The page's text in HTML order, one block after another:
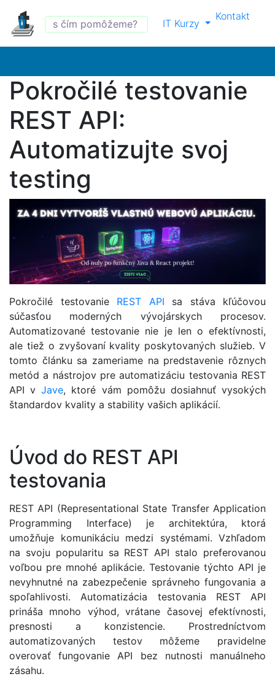
IT Kurzy
Kontakt
Pokročilé testovanie
REST API:
Automatizujte svoj
testing
Pokročilé testovanie REST API sa stáva kľúčovou
súčasťou moderných vývojárskych procesov.
Automatizované testovanie nie je len o efektívnosti,
ale tiež o zvyšovaní kvality poskytovaných služieb. V
tomto článku sa zameriame na predstavenie rôznych
metód a nástrojov pre automatizáciu testovania REST
API vJave, ktoré vám pomôžu dosiahnuť vysokých
štandardov kvality a stability vašich aplikácií.
Úvod do REST API
testovania
REST API (Representational State Transfer Application
Programming Interface) je architektúra, ktorá
umožňuje komunikáciu medzi systémami. Vzhľadom
na svoju popularitu sa REST API stalo preferovanou
voľbou pre mnohé aplikácie. Testovanie týchto API je
nevyhnutné na zabezpečenie správneho fungovania a
spoľahlivosti. Automatizácia testovania REST API
prináša mnoho výhod, vrátane časovej efektívnosti,
presnosti a konzistencie. Prostredníctvom
automatizovaných testov môžeme pravidelne
overovať fungovanie API bez nutnosti manuálneho
zásahu.